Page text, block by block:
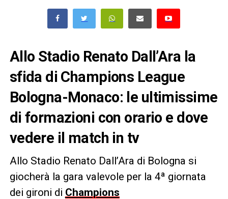
Allo Stadio Renato Dall’Ara la
sfida di Champions League
Bologna-Monaco: le ultimissime
di formazioni con orario e dove
vedere il match in tv
Allo Stadio Renato Dall’Ara di Bologna si
giocherà la gara valevole per la 4ª giornata
dei gironi di Champions